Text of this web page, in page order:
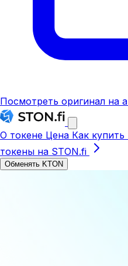
Посмотреть оригинал на
О токене Цена Как
токены на STON.fi
Обменять KTON